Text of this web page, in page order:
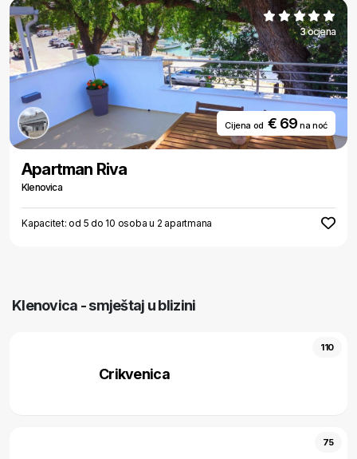
3 ocjena
Cijena od € 69na noć
Apartman Riva
Klenovica
Kapacitet: od 5 do 10 osoba u 2 apartmana
Klenovica - smještaj u blizini
Crikvenica
110
75